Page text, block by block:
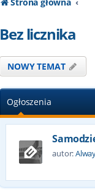
Bez licznika
NOWY TEMAT
Ogłoszenia
autor: